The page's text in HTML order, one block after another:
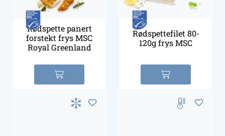
Rødspette panert
forstekt frys MSC
Royal Greenland
Rødspettefilet 80-
120g frys MSC